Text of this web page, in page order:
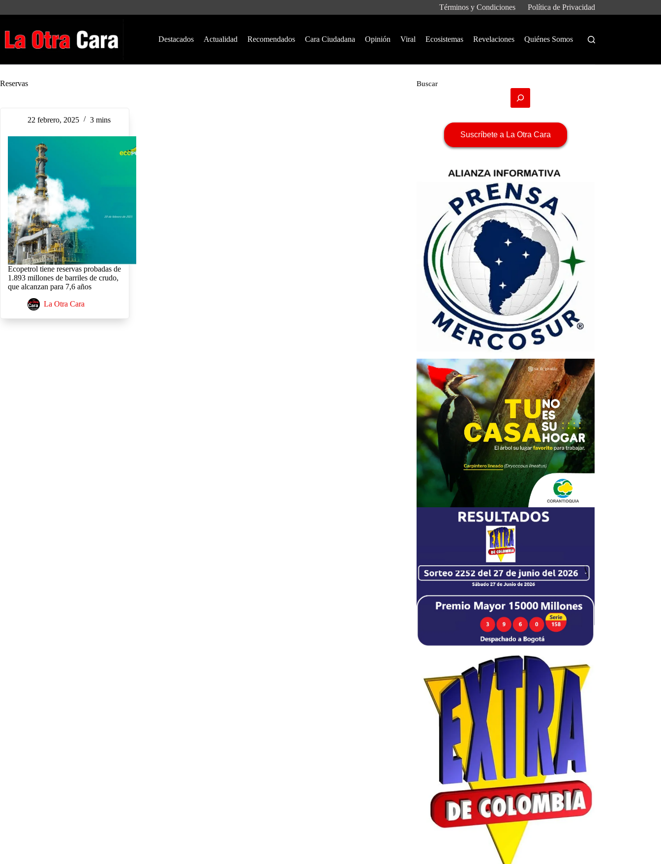
Términos y Condiciones Política de Privacidad
Destacados Actualidad Recomendados Cara Ciudadana Opinión Viral Ecosistemas Revelaciones Quiénes Somos
Reservas
22 febrero, 2025 3 mins
Ecopetrol tiene reservas probadas de
1.893 millones de barriles de crudo,
que alcanzan para 7,6 años
La Otra Cara
Buscar
Suscríbete a La Otra Cara